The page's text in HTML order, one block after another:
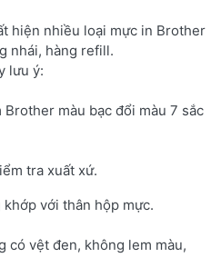
hiện nhiều loại mực in Brother
nhái, hàng refill.
lưu ý:
màu bạc đổi màu 7 sắc
tra xuất xứ.
với thân hộp mực.
có vệt đen, không lem màu,